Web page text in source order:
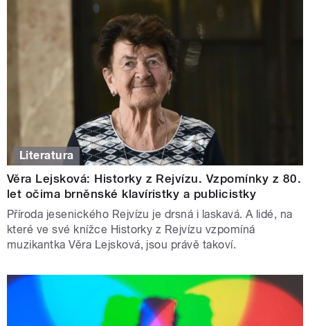
Literatura
Věra Lejsková: Historky z Rejvízu. Vzpomínky z 80.
let očima brněnské klavíristky a publicistky
Příroda jesenického Rejvízu je drsná i laskavá. A lidé, na
které ve své knížce Historky z Rejvízu vzpomíná
muzikantka Věra Lejsková, jsou právě takoví.